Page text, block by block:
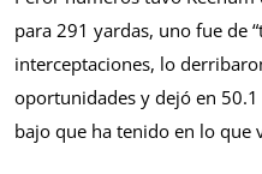
para 291 yardas, uno fue de
interceptaciones, lo
oportunidades y dejó en
bajo que ha tenido en lo que